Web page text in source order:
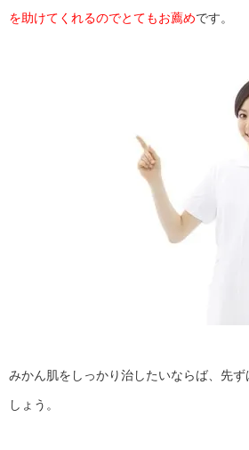
を助けてくれるのでとてもお薦めです。
みかん肌をしっかり治したいならば、先
しょう。